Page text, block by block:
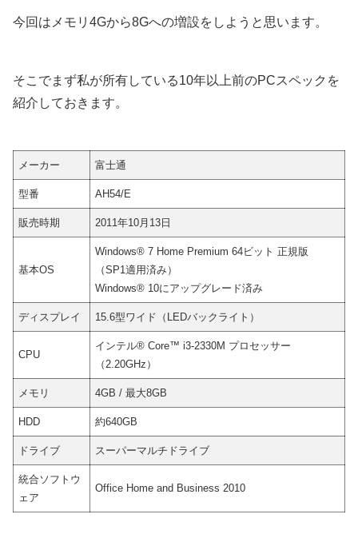
今回はメモリ4Gから8Gへの増設をしようと思います。
そこでまず私が所有している10年以上前のPCスペックを
紹介しておきます。
メーカー 富士通
型番 AH54/E
販売時期 2011年10月13日
基本OS
Windows® 7 Home Premium 64ビット 正規版
（SP1適用済み）
Windows® 10にアップグレード済み
ディスプレイ 15.6型ワイド（LEDバックライト）
CPU
インテル® Core™ i3-2330M プロセッサー
（2.20GHz）
メモリ 4GB / 最大8GB
HDD 約640GB
ドライブ スーパーマルチドライブ
統合ソフトウ
ェア
Office Home and Business 2010